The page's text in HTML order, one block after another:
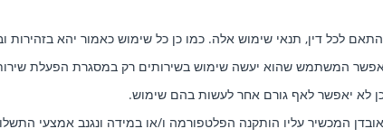
לכל דין, תנאי שימוש אלה. כמו כן כל שימוש כאמור יהא
המשתמש שהוא יעשה שימוש בשירותים רק במסגרת הפעלת
לא יאפשר לאף גורם אחר לעשות בהם שימוש.
המכשיר עליו הותקנה הפלטפורמה ו/או במידה ונגנב אמצעי